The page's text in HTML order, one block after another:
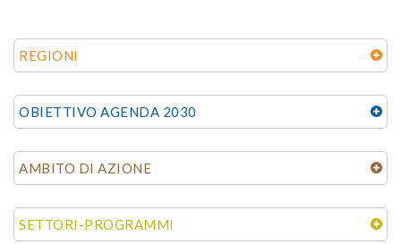
REGIONI
OBIETTIVO AGENDA 2030
AMBITO DI AZIONE
SETTORI-PROGRAMMI